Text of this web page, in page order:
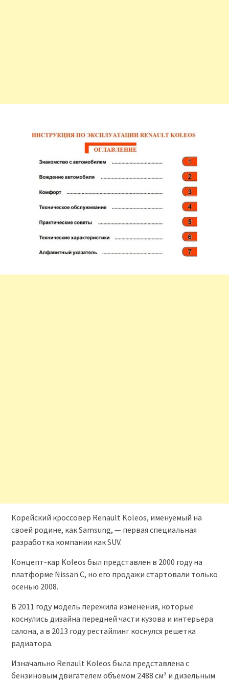
Корейский кроссовер Renault Koleos, именуемый на
своей родине, как Samsung, — первая специальная
разработка компании как SUV.
Концепт-кар Koleos был представлен в 2000 году на
платформе Nissan C, но его продажи стартовали только
осенью 2008.
В 2011 году модель пережила изменения, которые
коснулись дизайна передней части кузова и интерьера
салона, а в 2013 году рестайлинг коснулся решетка
радиатора.
Изначально Renault Koleos была представлена с
бензиновым двигателем объемом 2488 см³ и дизельным